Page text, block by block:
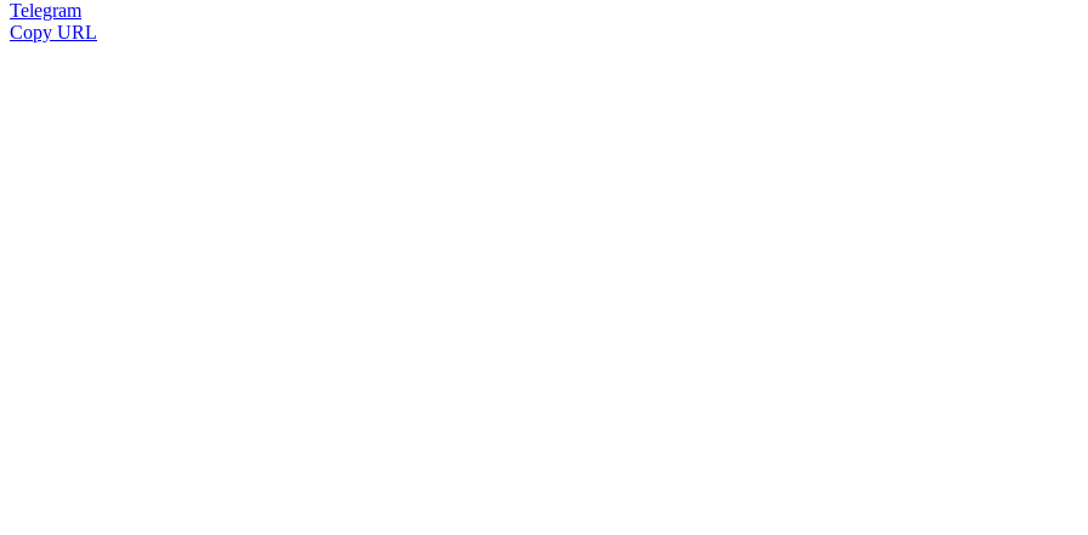
Telegram
Copy URL